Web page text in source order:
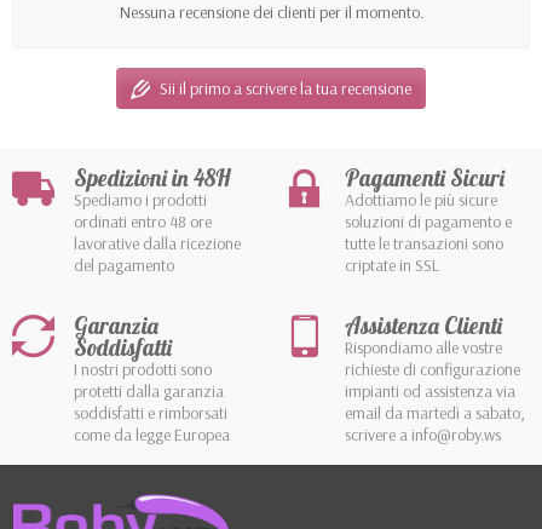
Nessuna recensione dei clienti per il momento.
Sii il primo a scrivere la tua recensione
Spedizioni in 48H
Spediamo i prodotti
ordinati entro 48 ore
lavorative dalla ricezione
del pagamento
Pagamenti Sicuri
Adottiamo le più sicure
soluzioni di pagamento e
tutte le transazioni sono
criptate in SSL
Garanzia
Soddisfatti
I nostri prodotti sono
protetti dalla garanzia
soddisfatti e rimborsati
come da legge Europea
Assistenza Clienti
Rispondiamo alle vostre
richieste di configurazione
impianti od assistenza via
email da martedì a sabato,
scrivere a info@roby.ws